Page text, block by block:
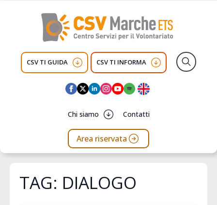
CSV TI GUIDA CSV TI INFORMA
Chi siamo Contatti
Area riservata
TAG: DIALOGO